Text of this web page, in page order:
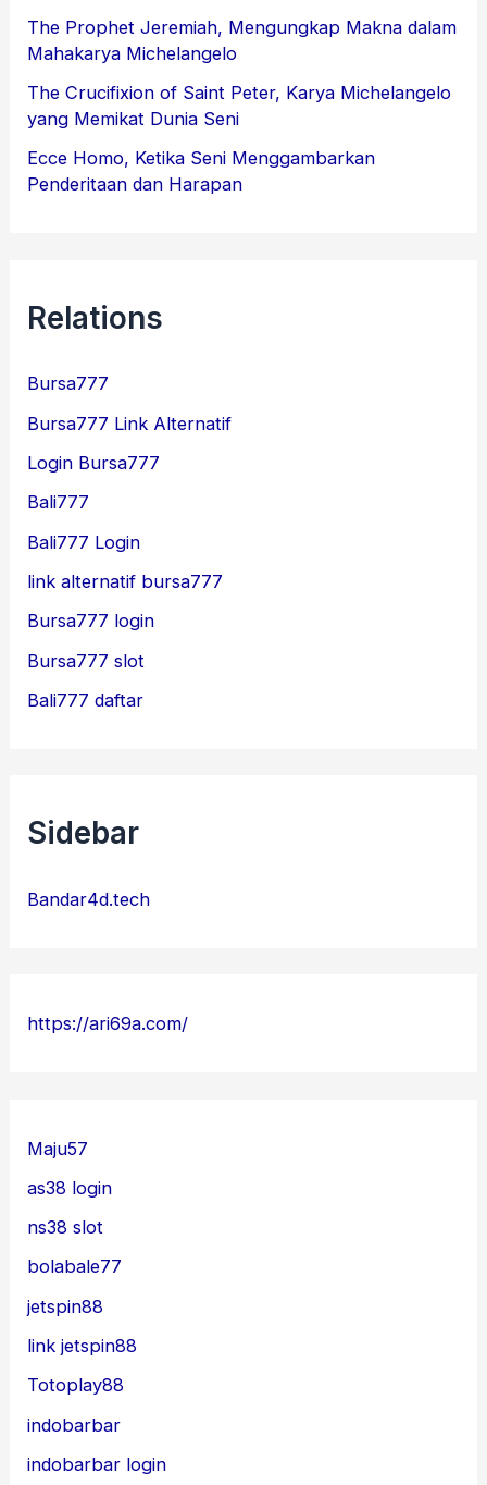
The Prophet Jeremiah, Mengungkap Makna dalam
Mahakarya Michelangelo
The Crucifixion of Saint Peter, Karya Michelangelo
yang Memikat Dunia Seni
Ecce Homo, Ketika Seni Menggambarkan
Penderitaan dan Harapan
Relations
Bursa777
Bursa777 Link Alternatif
Login Bursa777
Bali777
Bali777 Login
link alternatif bursa777
Bursa777 login
Bursa777 slot
Bali777 daftar
Sidebar
Bandar4d.tech
https://ari69a.com/
Maju57
as38 login
ns38 slot
bolabale77
jetspin88
link jetspin88
Totoplay88
indobarbar
indobarbar login